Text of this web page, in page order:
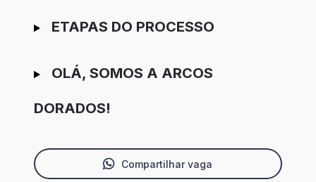
ETAPAS DO PROCESSO
OLÁ, SOMOS A ARCOS
DORADOS!
Compartilhar vaga